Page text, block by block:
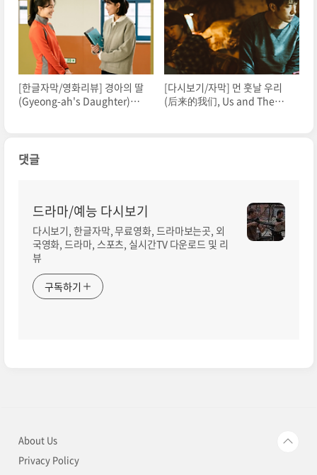
[한글자막/영화리뷰] 경아의 딸
(Gyeong-ah's Daughter)
[다시보기/자막] 먼 훗날 우리
(后来的我们, Us and Them),
댓글
드라마/예능 다시보기
다시보기, 한글자막, 무료영화, 드라마보는곳, 외
국영화, 드라마, 스포츠, 실시간TV 다운로드 및 리
뷰
구독하기
About Us
Privacy Policy